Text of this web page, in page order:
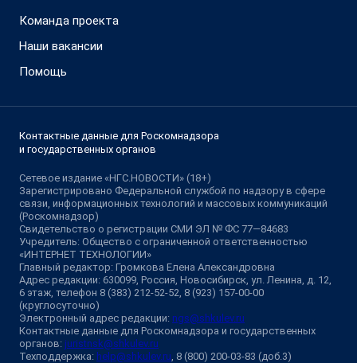
Команда проекта
Наши вакансии
Помощь
Контактные данные для Роскомнадзора
и государственных органов
Сетевое издание «НГС.НОВОСТИ» (18+)
Зарегистрировано Федеральной службой по надзору в сфере
связи, информационных технологий и массовых коммуникаций
(Роскомнадзор)
Свидетельство о регистрации СМИ ЭЛ № ФС 77—84683
Учредитель: Общество с ограниченной ответственностью
«ИНТЕРНЕТ ТЕХНОЛОГИИ»
Главный редактор: Громкова Елена Александровна
Адрес редакции: 630099, Россия, Новосибирск, ул. Ленина, д. 12,
6 этаж, телефон 8 (383) 212-52-52, 8 (923) 157-00-00
(круглосуточно)
Электронный адрес редакции: ngs@shkulev.ru
Контактные данные для Роскомнадзора и государственных
органов: juristnsk@shkulev.ru
Техподдержка: help@shkulev.ru , 8 (800) 200-03-83 (доб.3)